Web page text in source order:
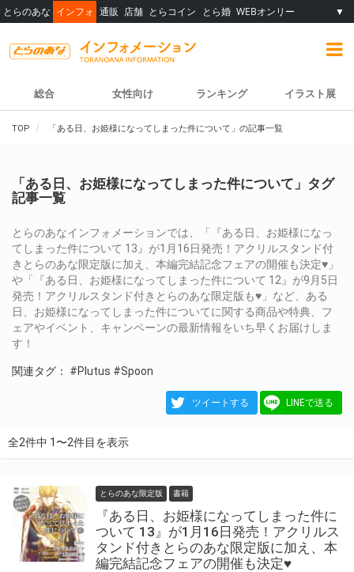
とらのあな インフォ 通販 店舗 とらコイン とら婚 WEBオンリー ▼
総合 女性向け ランキング イラスト展
TOP 「ある日、お姫様になってしまった件について」の記事一覧
「ある日、お姫様になってしまった件について」タグ
記事一覧
とらのあなインフォメーションでは、「『ある日、お姫様になっ
てしまった件について 13』が1月16日発売！アクリルスタンド付
きとらのあな限定版に加え、本編完結記念フェアの開催も決定♥」
や「『ある日、お姫様になってしまった件について 12』が9月5日
発売！アクリルスタンド付きとらのあな限定版も♥」など、ある
日、お姫様になってしまった件についてに関する商品や特典、フ
ェアやイベント、キャンペーンの最新情報をいち早くお届けしま
す！
関連タグ： #Plutus #Spoon
ツイートする LINEで送る
全2件中 1〜2件目を表示
とらのあな限定版 書籍
『ある日、お姫様になってしまった件に
ついて 13』が1月16日発売！アクリルス
タンド付きとらのあな限定版に加え、本
編完結記念フェアの開催も決定♥